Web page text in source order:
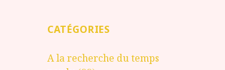
CATÉGORIES
A la recherche du temps